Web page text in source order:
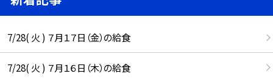
7/28( 火 ) ７月１７日（金）の給食
7/28( 火 ) ７月１６日（木）の給食